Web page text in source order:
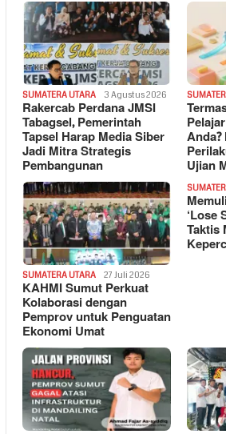
SUMATERA UTARA 3 Agustus 2026
Rakercab Perdana JMSI
Tabagsel, Pemerintah
Tapsel Harap Media Siber
Jadi Mitra Strategis
Pembangunan Ujian
SUMATERA UTARA 27 Juli 2026
KAHMI Sumut Perkuat
Kolaborasi dengan
Pemprov untuk Penguatan
Ekonomi Umat
‘Lose
Taktis